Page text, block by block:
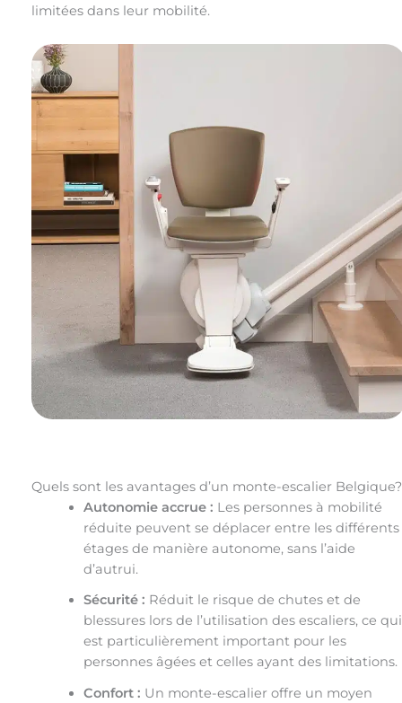
limitées dans leur mobilité.
Quels sont les avantages d’un monte-escalier Belgique?
Autonomie accrue : Les personnes à mobilité
réduite peuvent se déplacer entre les différents
étages de manière autonome, sans l’aide
d’autrui.
Sécurité : Réduit le risque de chutes et de
blessures lors de l’utilisation des escaliers, ce qui
est particulièrement important pour les
personnes âgées et celles ayant des limitations.
Confort : Un monte-escalier offre un moyen